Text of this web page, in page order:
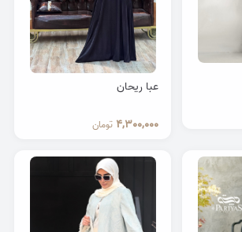
عبا ریحان
4,300,000 تومان